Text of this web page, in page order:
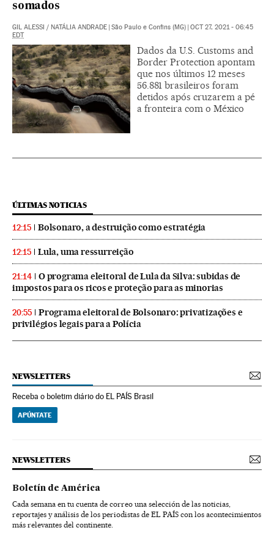
somados
GIL ALESSI / NATÁLIA ANDRADE | São Paulo e Confins (MG) | OCT 27, 2021 - 06:45
EDT
Dados da U.S. Customs and
Border Protection apontam
que nos últimos 12 meses
56.881 brasileiros foram
detidos após cruzarem a pé
a fronteira com o México
ÚLTIMAS NOTICIAS
12:15 Bolsonaro, a destruição como estratégia
12:15 Lula, uma ressurreição
21:14
O programa eleitoral de Lula da Silva: subidas de
impostos para os ricos e proteção para as minorias
20:55
Programa eleitoral de Bolsonaro: privatizações e
privilégios legais para a Polícia
NEWSLETTERS
Receba o boletim diário do EL PAÍS Brasil
APÚNTATE
NEWSLETTERS
Boletín de América
Cada semana en tu cuenta de correo una selección de las noticias,
reportajes y análisis de los periodistas de EL PAÍS con los acontecimientos
más relevantes del continente.